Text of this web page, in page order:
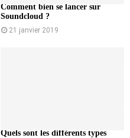
Comment bien se lancer sur
Soundcloud ?
21 janvier 2019
Quels sont les différents types